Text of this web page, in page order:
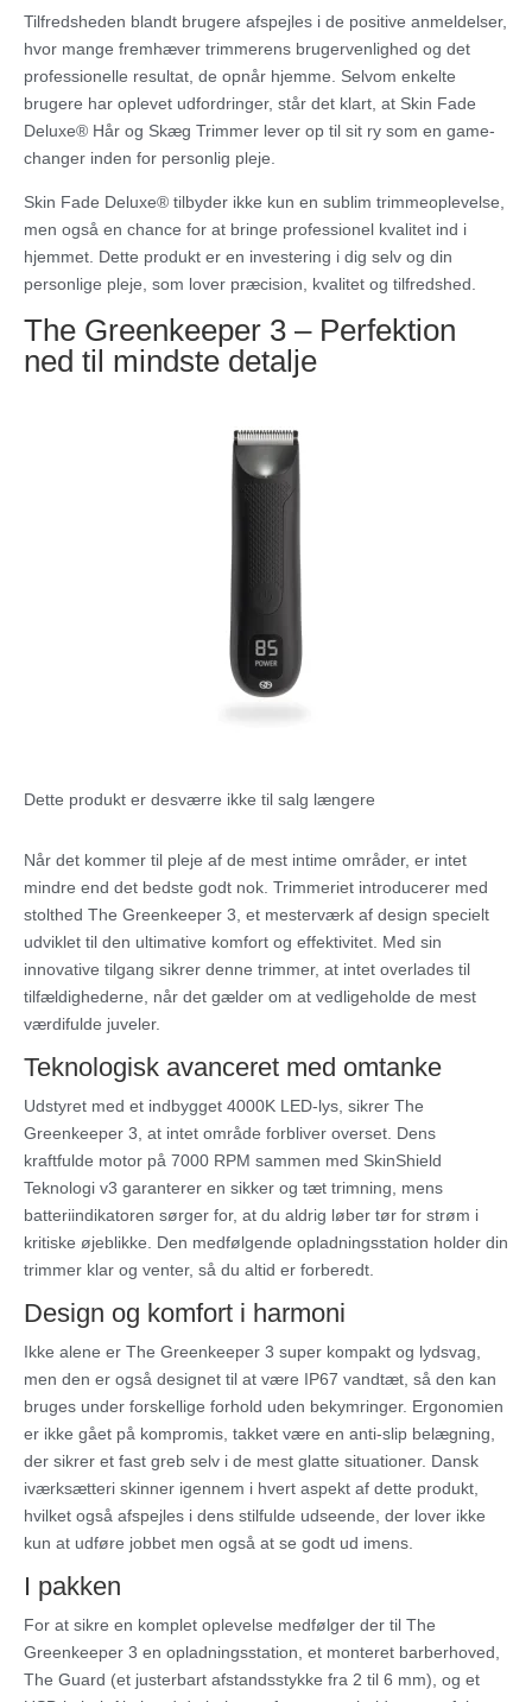
Tilfredsheden blandt brugere afspejles i de positive anmeldelser,
hvor mange fremhæver trimmerens brugervenlighed og det
professionelle resultat, de opnår hjemme. Selvom enkelte
brugere har oplevet udfordringer, står det klart, at Skin Fade
Deluxe® Hår og Skæg Trimmer lever op til sit ry som en game-
changer inden for personlig pleje.
Skin Fade Deluxe® tilbyder ikke kun en sublim trimmeoplevelse,
men også en chance for at bringe professionel kvalitet ind i
hjemmet. Dette produkt er en investering i dig selv og din
personlige pleje, som lover præcision, kvalitet og tilfredshed.
The Greenkeeper 3 – Perfektion
ned til mindste detalje
Dette produkt er desværre ikke til salg længere
Når det kommer til pleje af de mest intime områder, er intet
mindre end det bedste godt nok. Trimmeriet introducerer med
stolthed The Greenkeeper 3, et mesterværk af design specielt
udviklet til den ultimative komfort og effektivitet. Med sin
innovative tilgang sikrer denne trimmer, at intet overlades til
tilfældighederne, når det gælder om at vedligeholde de mest
værdifulde juveler.
Teknologisk avanceret med omtanke
Udstyret med et indbygget 4000K LED-lys, sikrer The
Greenkeeper 3, at intet område forbliver overset. Dens
kraftfulde motor på 7000 RPM sammen med SkinShield
Teknologi v3 garanterer en sikker og tæt trimning, mens
batteriindikatoren sørger for, at du aldrig løber tør for strøm i
kritiske øjeblikke. Den medfølgende opladningsstation holder din
trimmer klar og venter, så du altid er forberedt.
Design og komfort i harmoni
Ikke alene er The Greenkeeper 3 super kompakt og lydsvag,
men den er også designet til at være IP67 vandtæt, så den kan
bruges under forskellige forhold uden bekymringer. Ergonomien
er ikke gået på kompromis, takket være en anti-slip belægning,
der sikrer et fast greb selv i de mest glatte situationer. Dansk
iværksætteri skinner igennem i hvert aspekt af dette produkt,
hvilket også afspejles i dens stilfulde udseende, der lover ikke
kun at udføre jobbet men også at se godt ud imens.
I pakken
For at sikre en komplet oplevelse medfølger der til The
Greenkeeper 3 en opladningsstation, et monteret barberhoved,
The Guard (et justerbart afstandsstykke fra 2 til 6 mm), og et